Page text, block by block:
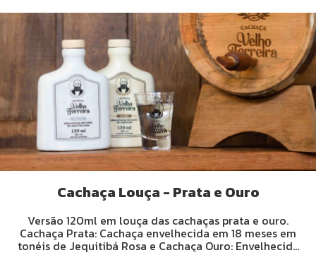
Cachaça Louça - Prata e Ouro
Versão 120ml em louça das cachaças prata e ouro.
Cachaça Prata: Cachaça envelhecida em 18 meses em
tonéis de Jequitibá Rosa e Cachaça Ouro: Envelhecida